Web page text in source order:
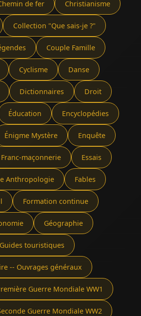
de fer Christianisme
Collection "Que sais-je ?"
Couple Famille
Cyclisme Danse
Dictionnaires Droit
Éducation Encyclopédies
Énigme Mystère Enquête
maçonnerie Essais
Anthropologie Fables
Formation continue
Géographie
Guides touristiques
-- Ouvrages généraux
Guerre Mondiale WW1
Guerre Mondiale WW2